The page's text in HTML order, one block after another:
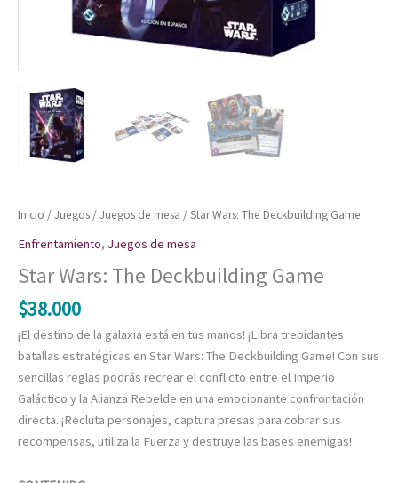
Inicio /Juegos /Juegos de mesa / Star Wars: The Deckbuilding Game
Enfrentamiento, Juegos de mesa
Star Wars: The Deckbuilding Game
$38.000
¡El destino de la galaxia está en tus manos! ¡Libra trepidantes
batallas estratégicas en Star Wars: The Deckbuilding Game! Con sus
sencillas reglas podrás recrear el conflicto entre el Imperio
Galáctico y la Alianza Rebelde en una emocionante confrontación
directa. ¡Recluta personajes, captura presas para cobrar sus
recompensas, utiliza la Fuerza y destruye las bases enemigas!